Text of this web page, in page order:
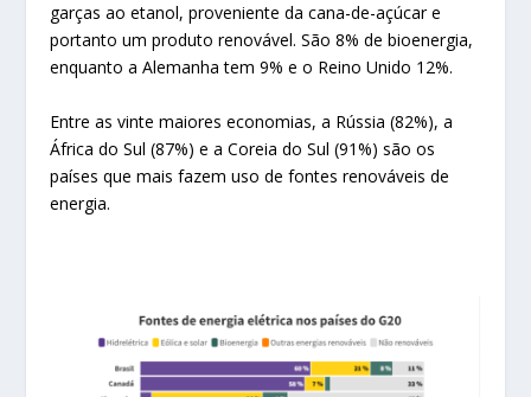
garças ao etanol, proveniente da cana-de-açúcar e
portanto um produto renovável. São 8% de bioenergia,
enquanto a Alemanha tem 9% e o Reino Unido 12%.
Entre as vinte maiores economias, a Rússia (82%), a
África do Sul (87%) e a Coreia do Sul (91%) são os
países que mais fazem uso de fontes renováveis de
energia.